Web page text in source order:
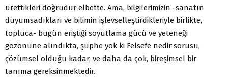
ürettikleri doğrudur elbette. Ama, bilgilerimizin -sanatın
duyumsadıkları ve bilimin işlevselleştirdikleriyle birlikte,
topluca- bugün eriştiği soyutlama gücü ve yeteneği
gözönüne alındıkta, şüphe yok ki Felsefe nedir sorusu,
çözümsel olduğu kadar, ve daha da çok, bireşimsel bir
tanıma gereksinmektedir.